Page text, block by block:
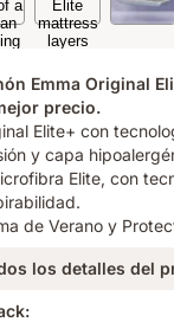
Emma Original
precio.
Elite+ con
y capa
Elite, con
de Verano y
los detalles del